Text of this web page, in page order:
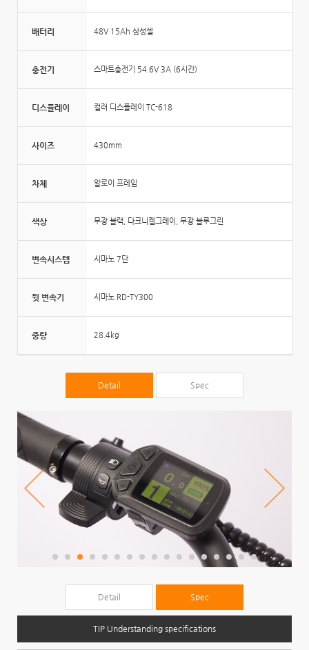
배터리 48V 15Ah 삼성셀
충전기 스마트충전기 54.6V 3A (6시간)
디스플레이 컬러 디스플레이 TC-618
사이즈 430mm
차체 알로이 프레임
색상 무광 블랙, 다크니켈그레이, 무광 블루그린
변속시스템 시마노 7단
뒷 변속기 시마노 RD-TY300
중량 28.4kg
Detail Spec
Detail Spec
TIP Understanding specifications